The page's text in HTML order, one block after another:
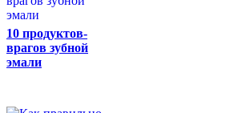
10 продуктов-
врагов зубной
эмали